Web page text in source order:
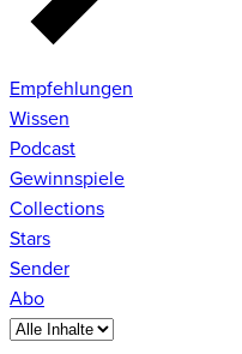
Empfehlungen
Wissen
Podcast
Gewinnspiele
Collections
Stars
Sender
Abo